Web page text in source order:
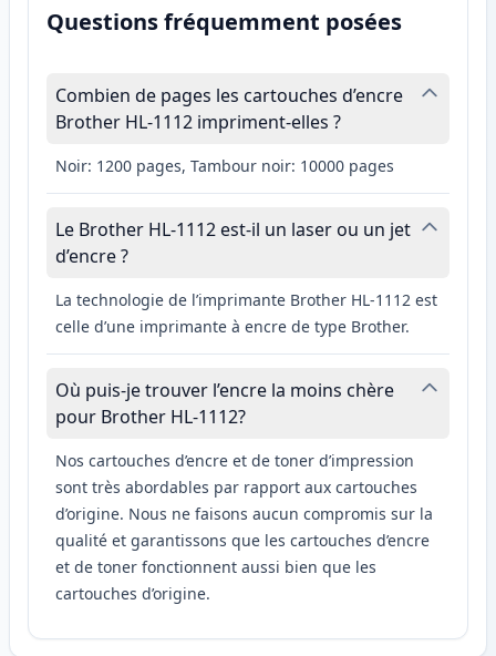
Questions fréquemment posées
Combien de pages les cartouches d’encre
Brother HL-1112 impriment-elles ?
Noir: 1200 pages, Tambour noir: 10000 pages
Le Brother HL-1112 est-il un laser ou un jet
d’encre ?
La technologie de l’imprimante Brother HL-1112 est
celle d’une imprimante à encre de type Brother.
Où puis-je trouver l’encre la moins chère
pour Brother HL-1112?
Nos cartouches d’encre et de toner d’impression
sont très abordables par rapport aux cartouches
d’origine. Nous ne faisons aucun compromis sur la
qualité et garantissons que les cartouches d’encre
et de toner fonctionnent aussi bien que les
cartouches d’origine.